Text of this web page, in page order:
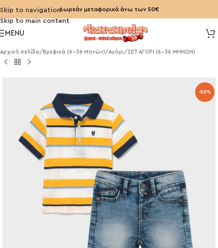
Skip to navigation
Skip to main content
Δωρεάν μεταφορικά άνω των 50€
MENU
Αρχική σελίδα/ Βρεφικά (6-36 Μηνών)/Αγόρι/ΣΕΤ ΑΓΟΡΙ (6-36 ΜΗΝΩΝ)
-50%